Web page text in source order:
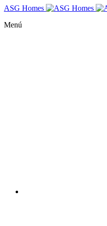
ASG Homes
Menú